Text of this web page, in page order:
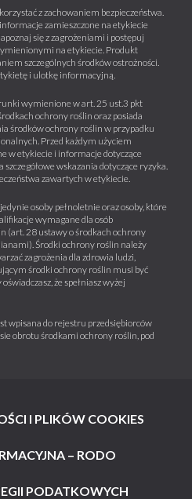
z zachowaniem bezpieczeństwa.
zamieszczone na etykiecie
się z zagrożeniami i postępuj
na etykiecie. Produkt
szczególnych środków ostrożności.
i ulotkę informacyjną.
wymienione w art. 25 ust.3 pkt
ochrony roślin oraz posiada
środków ochrony roślin w przypadku
Przed każdym użyciem
w etykiecie i informacje dotyczące
wskazania dotyczące ryzyka.
zawartych w etykiecie.
osoby pełnoletnie oraz osoby, które
wymagane dla osób
(art. 28 ustawy o środkach ochrony
Środki ochrony roślin należy
zagrożenia dla zdrowia ludzi,
środki ochrony roślin musi być
że spełniasz wyżej
wpisana do rejestru przedsiębiorców
obrotu środkami ochrony roślin, pod
I PLIKÓW COOKIES
– RODO
PODATKOWYCH